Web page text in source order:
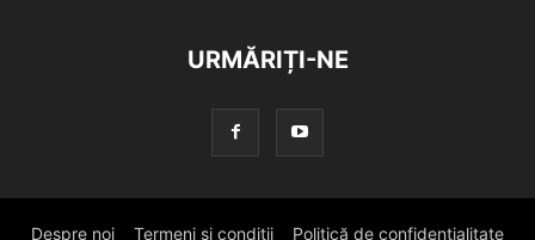
URMĂRIȚI-NE
Despre noi Termeni si conditii Politică de confidențialitate